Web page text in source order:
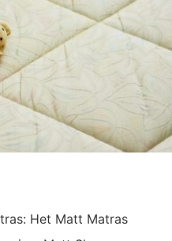
Het Matt Matras